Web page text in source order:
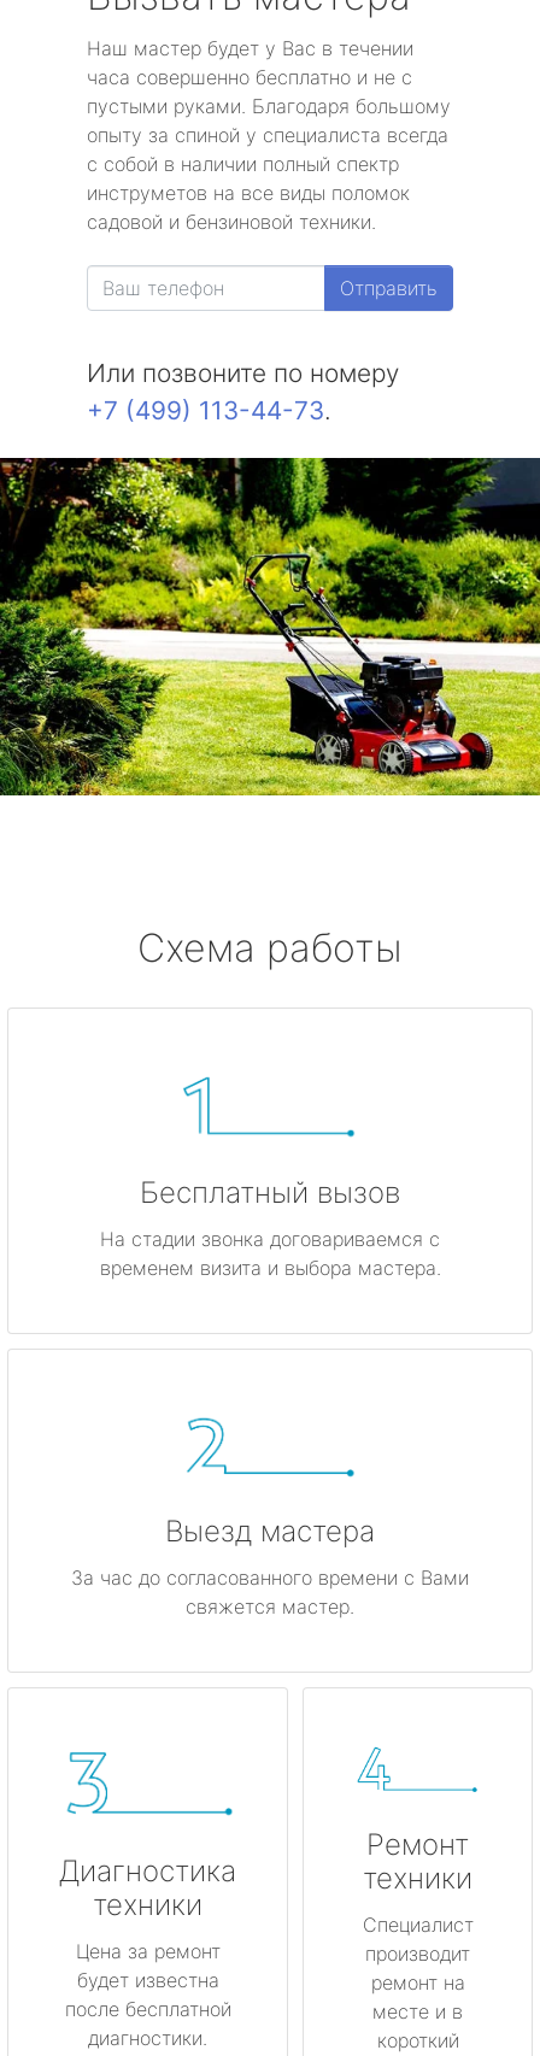
Наш мастер будет у Вас в течении
часа совершенно бесплатно и не с
пустыми руками. Благодаря большому
опыту за спиной у специалиста всегда
с собой в наличии полный спектр
инструметов на все виды поломок
садовой и бензиновой техники.
Отправить
Или позвоните по номеру
+7 (499) 113-44-73.
Схема работы
Бесплатный вызов
На стадии звонка договариваемся с
временем визита и выбора мастера.
Выезд мастера
За час до согласованного времени с Вами
свяжется мастер.
Диагностика
техники
Цена за ремонт
будет известна
после бесплатной
диагностики.
Ремонт
техники
Специалист
производит
ремонт на
месте и в
короткий